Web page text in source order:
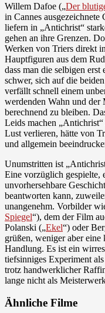
Willem Dafoe („Der
in Cannes
liefern in „Antichrist“
gehen an ihre Grenzen.
Werken von Triers direkt
Hauptfiguren aus dem
dass man die selbigen
schwer, sich auf die
verfällt schnell einem
werdenden Wahn und der
berechnend zu bleiben.
Leids machen
Lust verlieren, hätte von
und allgemein
Unumstritten ist
Eine vorzüglich gespielte,
unvorhersehbare
beantworten kann,
unangenehm. Vorbilder
Spiegel“), dem der Film
Polanski („Ekel“) oder
grüßen, weniger aber eine
Handlung. Es ist ein
tiefsinniges Experiment
trotz handwerklicher
lange nicht als
Ähnliche Filme